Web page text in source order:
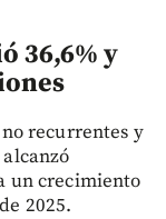
36,6% y
recurrentes y
un crecimiento
2025.